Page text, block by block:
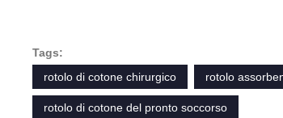
Tags:
rotolo di cotone chirurgico
rotolo
rotolo di cotone del pronto soccorso